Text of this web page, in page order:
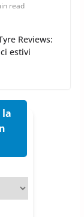
due
del
per
semi-
S – Test
la